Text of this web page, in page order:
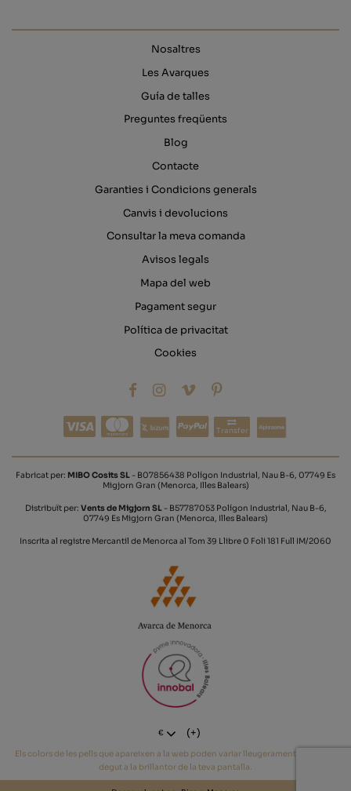
Nosaltres
Les Avarques
Guía de talles
Preguntes freqüents
Blog
Contacte
Garanties i Condicions generals
Canvis i devolucions
Consultar la meva comanda
Avisos legals
Mapa del web
Pagament segur
Política de privacitat
Cookies
Transfer
Fabricat per: MIBO Cosits SL - B07856438 Polígon Industrial, Nau B-6, 07749 Es
Migjorn Gran (Menorca, Illes Balears)
Distribuït per: Vents de Migjorn SL- B57787053 Polígon Industrial, Nau B-6,
07749 Es Migjorn Gran (Menorca, Illes Balears)
Inscrita al registre Mercantil de Menorca al Tom 39 Llibre 0 Foli 181 Full IM/2060
€ (+)
Els colors de les pells que apareixen a la web poden variar lleugerament del tò real
degut a la brillantor de la teva pantalla.